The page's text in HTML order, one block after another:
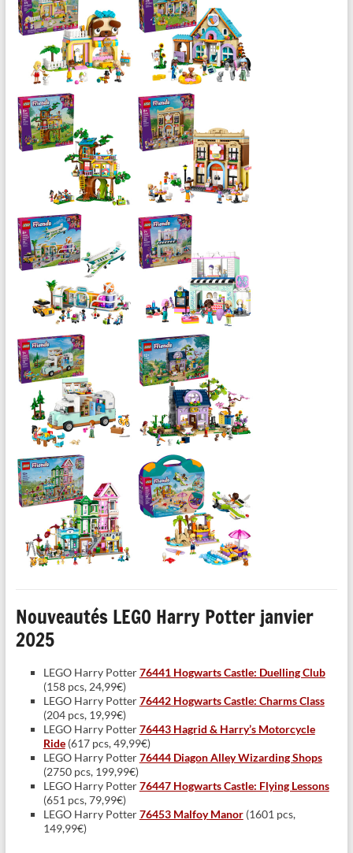
Nouveautés LEGO Harry Potter janvier
2025
LEGO Harry Potter76441 Hogwarts Castle: Duelling Club
(158 pcs, 24,99€)
LEGO Harry Potter76442 Hogwarts Castle: Charms Class
(204 pcs, 19,99€)
LEGO Harry Potter76443 Hagrid & Harry’s Motorcycle
Ride(617 pcs, 49,99€)
LEGO Harry Potter76444 Diagon Alley Wizarding Shops
(2750 pcs, 199,99€)
LEGO Harry Potter76447 Hogwarts Castle: Flying Lessons
(651 pcs, 79,99€)
LEGO Harry Potter76453 Malfoy Manor(1601 pcs,
149,99€)